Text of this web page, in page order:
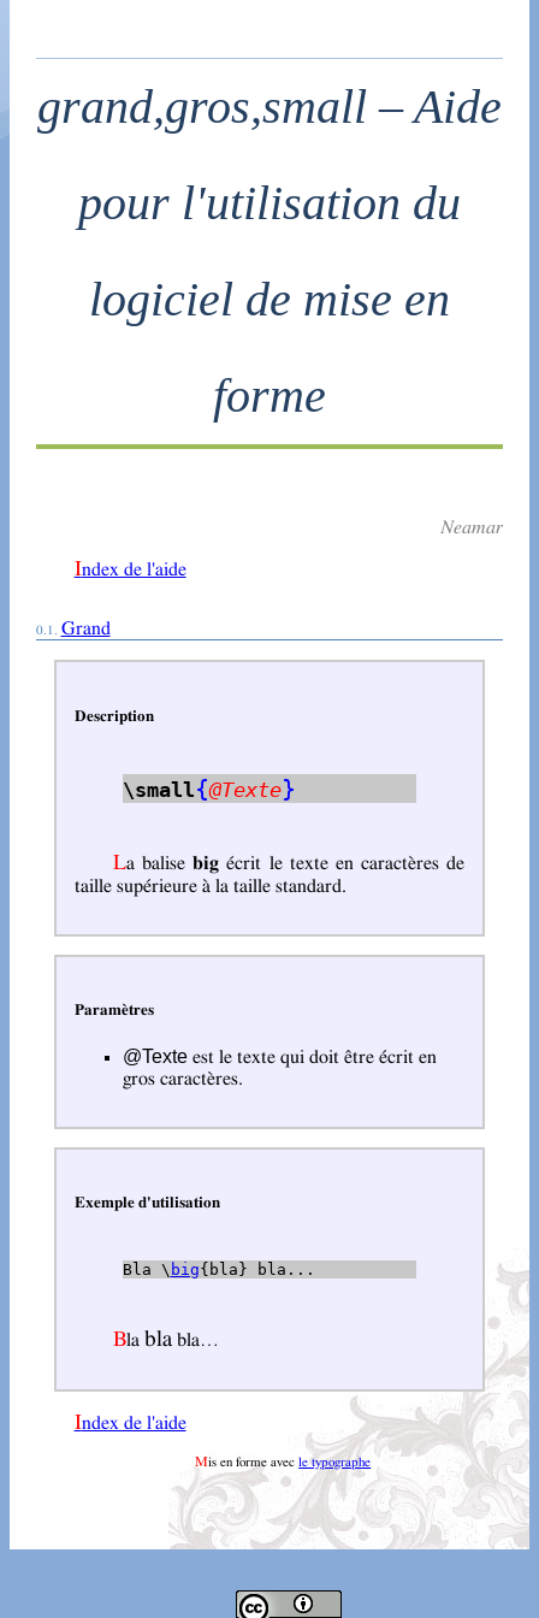
grand,gros,small – Aide
pour l'utilisation du
logiciel de mise en
forme
Neamar
Index de l'aide
Grand
Description
\small{@Texte}
La balisebig écrit le texte en caractères de
taille supérieure à la taille standard.
Paramètres
@Texteest le texte qui doit être écrit en
gros caractères.
Exemple d'utilisation
Bla \ big{bla} bla...
Bla bla bla…
Index de l'aide
Mis en forme avecle typographe